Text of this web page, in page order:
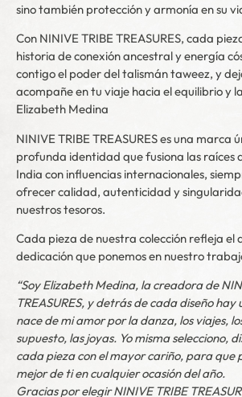
sino también protección y armonía en su
Con NINIVE TRIBE TREASURES, cada
historia de conexión ancestral y energía
contigo el poder del talismán taweez, y
acompañe en tu viaje hacia el equilibrio y
Elizabeth Medina
NINIVE TRIBE TREASURES es una marca
profunda identidad que fusiona las raíces
India con influencias internacionales,
ofrecer calidad, autenticidad y
nuestros tesoros.
Cada pieza de nuestra colección refleja el
dedicación que ponemos en nuestro
“Soy Elizabeth Medina, la creadora de
TREASURES, y detrás de cada diseño hay
nace de mi amor por la danza, los viajes,
supuesto, las joyas. Yo misma selecciono,
cada pieza con el mayor cariño, para que
mejor de ti en cualquier ocasión del año.
Gracias por elegir NINIVE TRIBE